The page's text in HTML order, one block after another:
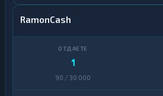
RamonCash
1
90 / 30 000